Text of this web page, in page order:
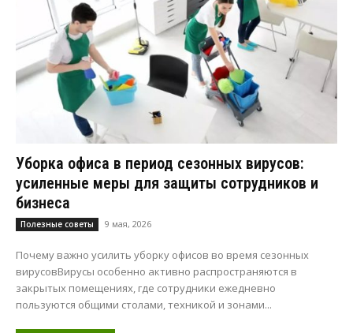
Уборка офиса в период сезонных вирусов:
усиленные меры для защиты сотрудников и
бизнеса
Полезные советы 9 мая, 2026
Почему важно усилить уборку офисов во время сезонных
вирусовВирусы особенно активно распространяются в
закрытых помещениях, где сотрудники ежедневно
пользуются общими столами, техникой и зонами...